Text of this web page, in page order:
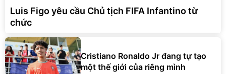
Luis Figo yêu cầu Chủ tịch FIFA Infantino từ
chức
Cristiano Ronaldo Jr đang tự tạo
một thế giới của riêng mình